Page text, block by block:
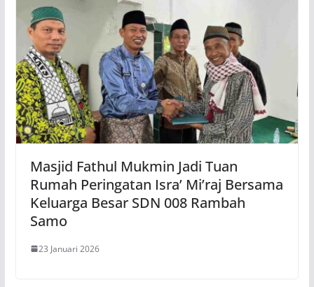
Masjid Fathul Mukmin Jadi Tuan
Rumah Peringatan Isra’ Mi’raj Bersama
Keluarga Besar SDN 008 Rambah
Samo
23 Januari 2026